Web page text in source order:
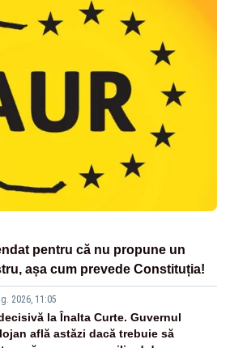
pentru că nu propune un
așa cum prevede Constituția!
2026, 11:05
la Înalta Curte. Guvernul
află astăzi dacă trebuie să